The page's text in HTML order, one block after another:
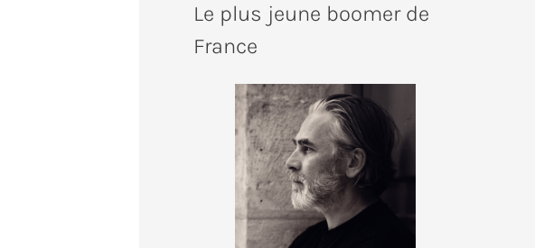
Le plus jeune boomer de
France